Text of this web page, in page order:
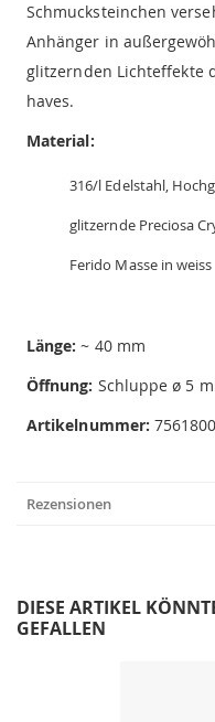
Schmucksteinchen
Anhänger in
glitzernden Lichteffekte
haves.
Material:
316/l Edelstahl,
glitzernde Preciosa
Ferido Masse in weiss
Länge: ~ 40 mm
Öffnung: Schluppe ø 5
Artikelnummer:
Rezensionen
DIESE ARTIKEL
GEFALLEN